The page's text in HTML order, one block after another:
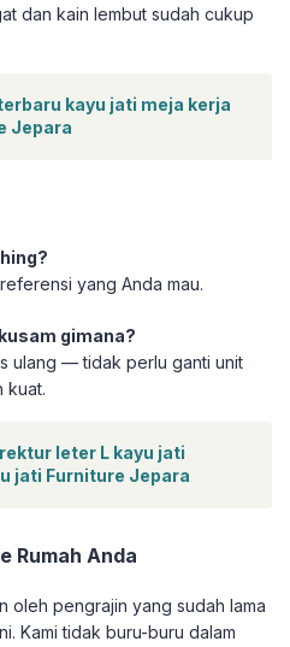
dan kain lembut sudah cukup
kayu jati meja kerja
Jepara
yang Anda mau.
gimana?
ulang — tidak perlu ganti unit
kuat.
leter L kayu jati
jati Furniture Jepara
Rumah Anda
oleh pengrajin yang sudah lama
Kami tidak buru-buru dalam